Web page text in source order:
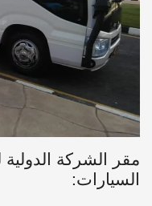
مقر الشركة الدولية
السيارات: